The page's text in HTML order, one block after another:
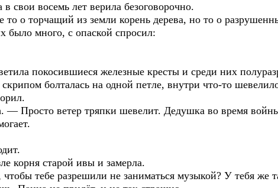
восемь лет верила безоговорочно.
торчащий из земли корень дерева, но то о
было много, с опаской спросил:
покосившиеся железные кресты и среди них
болталась на одной петле, внутри что-то
ветер тряпки шевелит. Дедушка во время войны
старой ивы и замерла.
разрешили не заниматься музыкой? У тебя же